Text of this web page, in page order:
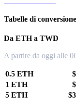
Tabelle di
Da ETH a TWD
A partire da oggi alle
0.5 ETH
1 ETH
5 ETH